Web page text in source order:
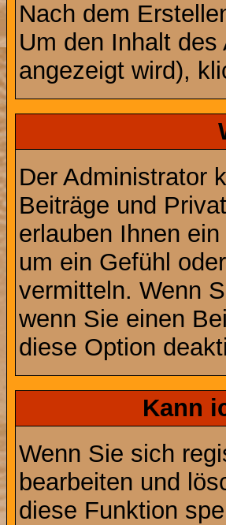
Nach dem
Um den Inhalt
angezeigt wird),
Der Administrator
Beiträge und
erlauben Ihnen
um ein Gefühl
vermitteln. Wenn
wenn Sie einen
diese Option
Kann
Wenn Sie sich
bearbeiten und
diese Funktion